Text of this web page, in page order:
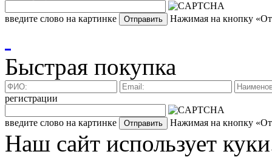
введите слово на картинке Нажимая на кнопку
Быстрая покупка
регистрации
введите слово на картинке Нажимая на кнопку
Наш сайт использует